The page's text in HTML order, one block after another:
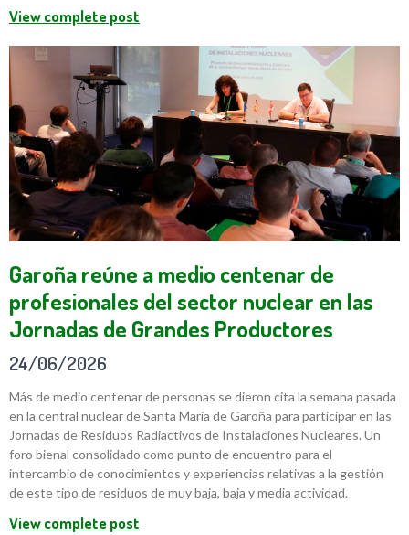
View complete post
Garoña reúne a medio centenar de
profesionales del sector nuclear en las
Jornadas de Grandes Productores
24/06/2026
Más de medio centenar de personas se dieron cita la semana pasada
en la central nuclear de Santa María de Garoña para participar en las
Jornadas de Residuos Radiactivos de Instalaciones Nucleares. Un
foro bienal consolidado como punto de encuentro para el
intercambio de conocimientos y experiencias relativas a la gestión
de este tipo de residuos de muy baja, baja y media actividad.
View complete post